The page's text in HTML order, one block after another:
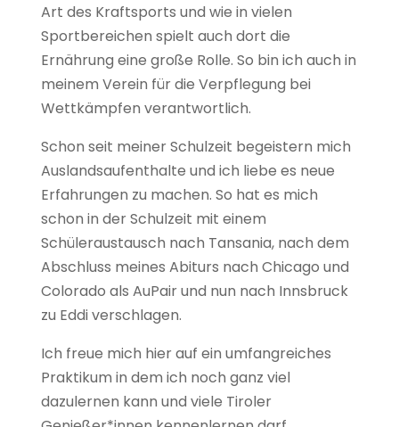
Art des Kraftsports und wie in vielen
Sportbereichen spielt auch dort die
Ernährung eine große Rolle. So bin ich auch in
meinem Verein für die Verpflegung bei
Wettkämpfen verantwortlich.
Schon seit meiner Schulzeit begeistern mich
Auslandsaufenthalte und ich liebe es neue
Erfahrungen zu machen. So hat es mich
schon in der Schulzeit mit einem
Schüleraustausch nach Tansania, nach dem
Abschluss meines Abiturs nach Chicago und
Colorado als AuPair und nun nach Innsbruck
zu Eddi verschlagen.
Ich freue mich hier auf ein umfangreiches
Praktikum in dem ich noch ganz viel
dazulernen kann und viele Tiroler